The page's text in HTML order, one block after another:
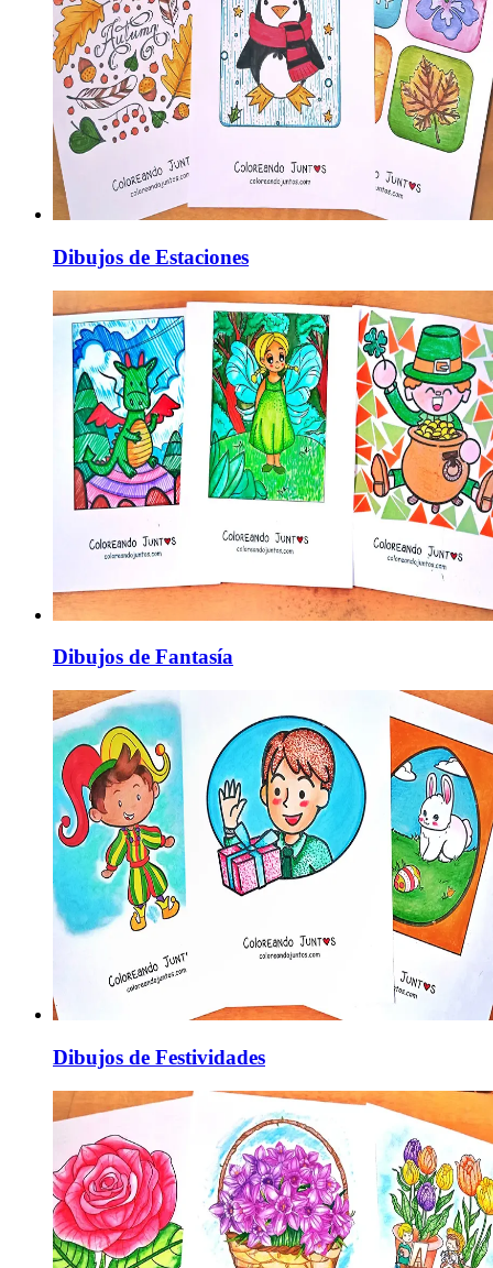
Dibujos de Estaciones
Dibujos de Fantasía
Dibujos de Festividades